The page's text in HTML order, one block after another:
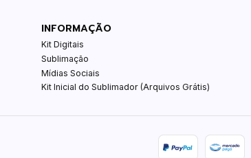
INFORMAÇÃO
Kit Digitais
Sublimação
Mídias Sociais
Kit Inicial do Sublimador (Arquivos Grátis)